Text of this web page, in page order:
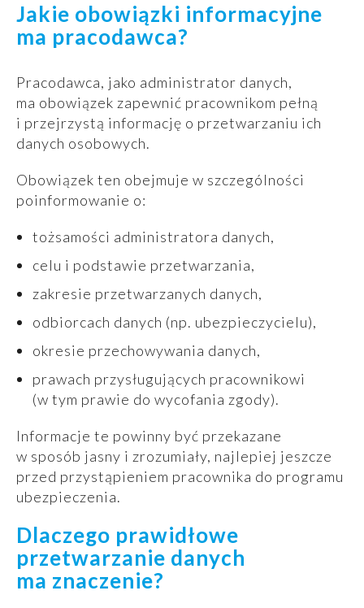
Jakie obowiązki informacyjne
ma pracodawca?
Pracodawca, jako administrator danych,
ma obowiązek zapewnić pracownikom pełną
i przejrzystą informację o przetwarzaniu ich
danych osobowych.
Obowiązek ten obejmuje w szczególności
poinformowanie o:
tożsamości administratora danych,
celu i podstawie przetwarzania,
zakresie przetwarzanych danych,
odbiorcach danych (np. ubezpieczycielu),
okresie przechowywania danych,
prawach przysługujących pracownikowi
(w tym prawie do wycofania zgody).
Informacje te powinny być przekazane
w sposób jasny i zrozumiały, najlepiej jeszcze
przed przystąpieniem pracownika do programu
ubezpieczenia.
Dlaczego prawidłowe
przetwarzanie danych
ma znaczenie?